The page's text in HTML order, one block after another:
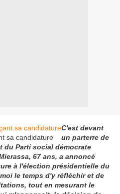
sa candidature
C'est devant
un parterre de
du Parti social démocrate
67 ans, a annoncé
à l'élection présidentielle du
le temps d'y réfléchir et de
tout en mesurant le